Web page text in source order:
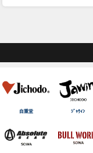
自重堂 ｼﾞｬｳｨﾝ